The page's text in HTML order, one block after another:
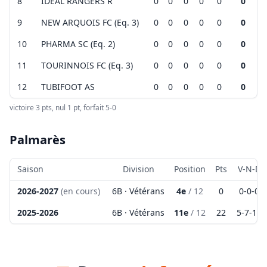
9
NEW ARQUOIS FC (Eq. 3) 0 0 0 0 0
0
10
PHARMA SC (Eq. 2) 0 0 0 0 0
0
11
TOURINNOIS FC (Eq. 3) 0 0 0 0 0
0
12
TUBIFOOT AS 0 0 0 0 0 0
victoire 3 pts, nul 1 pt, forfait 5-0
Palmarès
Saison Division Position Pts
V-N-D
2026-2027 (en cours) 6B · Vétérans 4e / 12 0 0-0-0
2025-2026
6B · Vétérans 11e / 12 22 5-7-10